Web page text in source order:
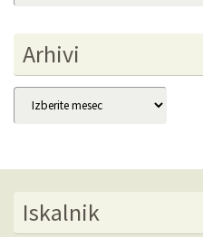
Arhivi
Arhivi
Iskalnik